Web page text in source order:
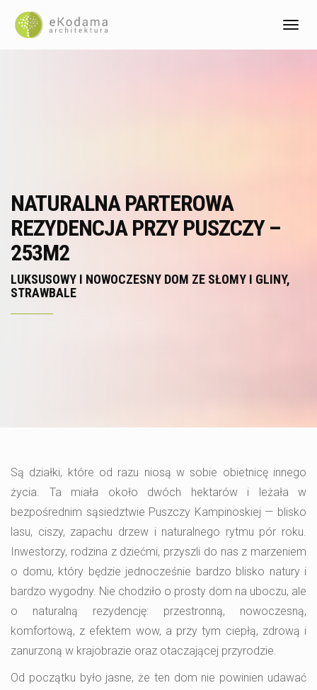
NATURALNA PARTEROWA
REZYDENCJA PRZY PUSZCZY –
253M2
LUKSUSOWY I NOWOCZESNY DOM ZE SŁOMY I GLINY,
STRAWBALE
Są działki, które od razu niosą w sobie obietnicę innego
życia. Ta miała około dwóch hektarów i leżała w
bezpośrednim sąsiedztwie Puszczy Kampinoskiej — blisko
lasu, ciszy, zapachu drzew i naturalnego rytmu pór roku.
Inwestorzy, rodzina z dziećmi, przyszli do nas z marzeniem
o domu, który będzie jednocześnie bardzo blisko natury i
bardzo wygodny. Nie chodziło o prosty dom na uboczu, ale
o naturalną rezydencję: przestronną, nowoczesną,
komfortową, z efektem wow, a przy tym ciepłą, zdrową i
zanurzoną w krajobrazie oraz otaczającej przyrodzie.
Od początku było jasne, że ten dom nie powinien udawać